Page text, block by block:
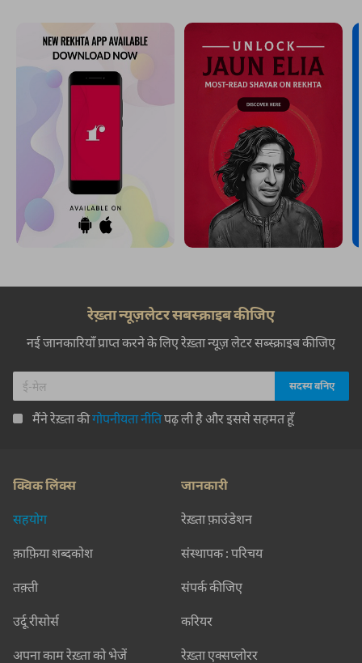
रेख़्ता न्यूज़लेटर सबस्क्राइब कीजिए
नई जानकारियाँ प्राप्त करने के लिए रेख़्ता न्यूज़ लेटर सब्स्क्राइब कीजिए
मैंने रेख़्ता कीगोपनीयता नीतिपढ़ ली है और इससे सहमत हूँ
क्विक लिंक्स
सहयोग
क़ाफ़िया शब्दकोश
तक़्ती
उर्दू रीसोर्स
अपना काम रेख़्ता को भेजें
जानकारी
रेख़्ता फ़ाउंडेशन
संस्थापक : परिचय
संपर्क कीजिए
करियर
रेख़्ता एक्सप्लोरर